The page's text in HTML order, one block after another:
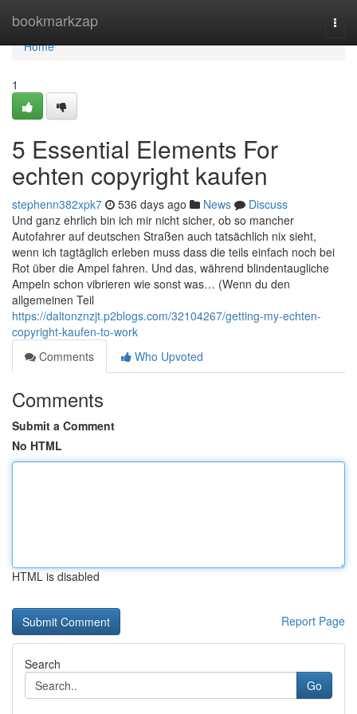
bookmarkzap
Home
Home
1
5 Essential Elements For
echten copyright kaufen
stephenn382xpk7 536 days ago News
Discuss
Und ganz ehrlich bin ich mir nicht sicher, ob so mancher
Autofahrer auf deutschen Straßen auch tatsächlich nix sieht,
wenn ich tagtäglich erleben muss dass die teils einfach noch bei
Rot über die Ampel fahren. Und das, während blindentaugliche
Ampeln schon vibrieren wie sonst was… (Wenn du den
allgemeinen Teil
https://daltonznzjt.p2blogs.com/32104267/getting-my-echten-
copyright-kaufen-to-work
Comments
Who Upvoted
Comments
Submit a Comment
No HTML
HTML is disabled
Report Page
Search
Go